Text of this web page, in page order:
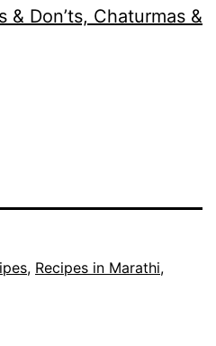
& Don’ts, Chaturmas &
, Recipes in Marathi,